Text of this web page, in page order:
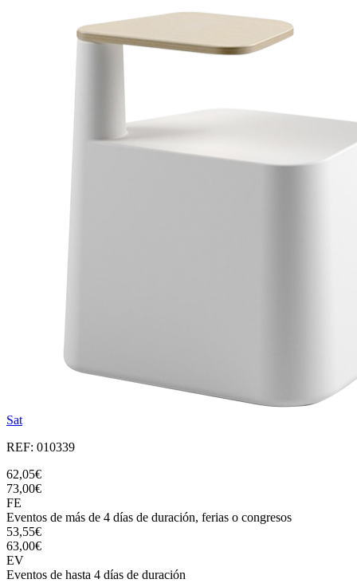
Sat
REF: 010339
62,05€
73,00€
FE
Eventos de más de 4 días de duración, ferias o congresos
53,55€
63,00€
EV
Eventos de hasta 4 días de duración